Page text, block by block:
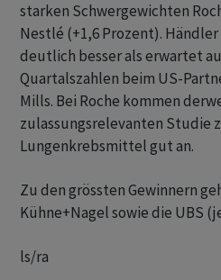
starken Schwergewichten
Nestlé (+1,6 Prozent).
deutlich besser als erwartet
Quartalszahlen beim US-
Mills. Bei Roche kommen
zulassungsrelevanten Studie
Lungenkrebsmittel gut an.
Zu den grössten Gewinnern
Kühne+Nagel sowie die UBS
ls/ra